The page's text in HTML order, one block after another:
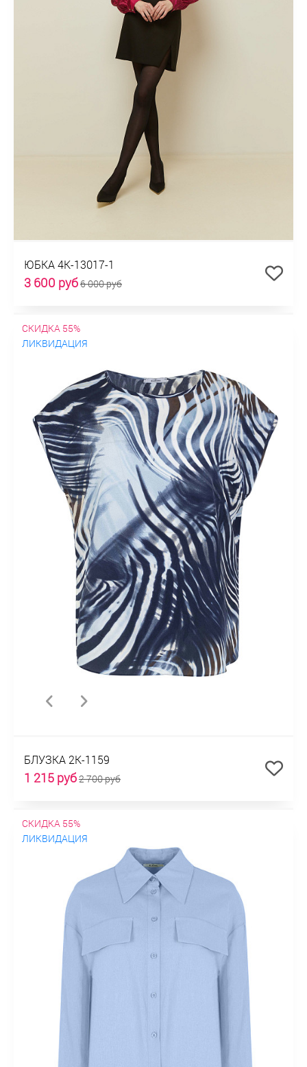
ЮБКА 4К-13017-1
3 600 руб6 000 руб
СКИДКА 55%
ЛИКВИДАЦИЯ
БЛУЗКА 2К-1159
1 215 руб2 700 руб
СКИДКА 55%
ЛИКВИДАЦИЯ